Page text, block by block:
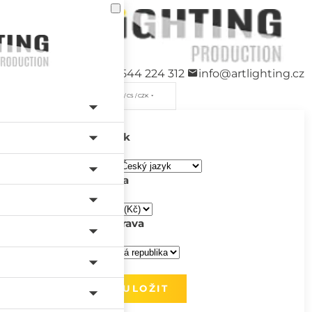
+420 544 224 312 info@artlighting.cz
/ CS / CZK
Jazyk
Měna
Doprava